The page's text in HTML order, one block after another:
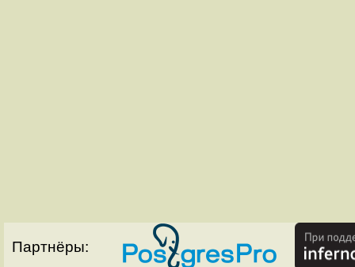
Партнёры: